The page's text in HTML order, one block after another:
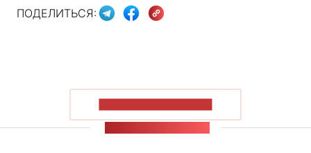
ПОДЕЛИТЬСЯ: